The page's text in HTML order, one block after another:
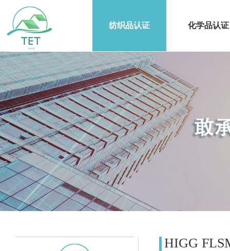
纺织品认证 化学品认证
HIGG